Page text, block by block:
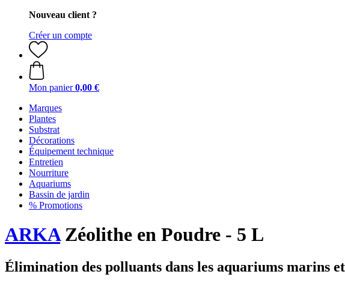
Nouveau client ?
Créer un compte
Mon panier 0,00 €
Marques
Plantes
Substrat
Décorations
Équipement technique
Entretien
Nourriture
Aquariums
Bassin de jardin
% Promotions
ARKAZéolithe en Poudre - 5 L
Élimination des polluants dans les aquariums marins